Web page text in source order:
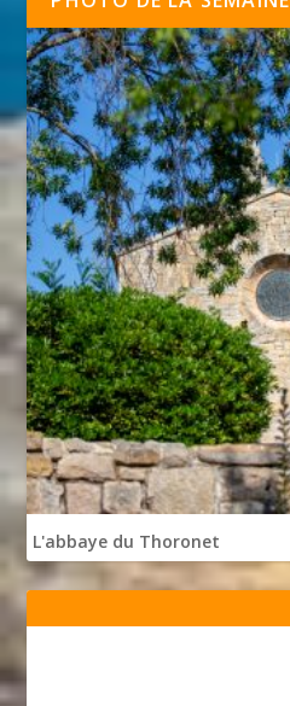
L'abbaye du Thoronet